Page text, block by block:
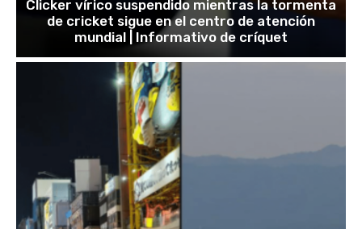
Clicker vírico suspendido mientras la tormenta
de cricket sigue en el centro de atención
mundial | Informativo de críquet